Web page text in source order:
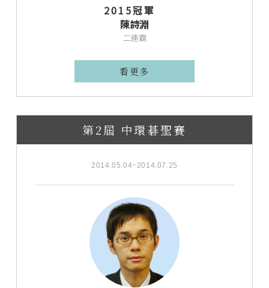
2015冠軍
陳詩淵
二連霸
看更多
第2屆 中環碁聖賽
2014.05.04~2014.07.25